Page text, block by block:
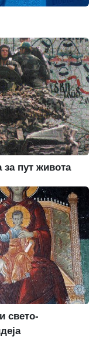
за пут живота
свето-